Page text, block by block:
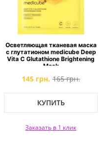
Осветляющая тканевая маска
с глутатионом medicube Deep
Vita C Glutathione Brightening
Mask
145 грн. 165 грн.
КУПИТЬ
Заказать в 1 клик